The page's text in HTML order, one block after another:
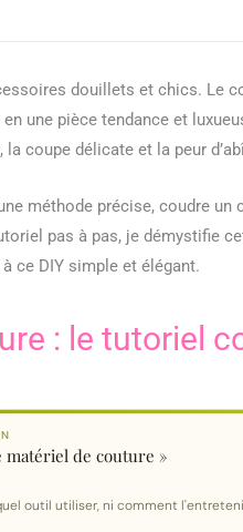
douillets et chics.
une pièce tendance et
coupe délicate et la peur
méthode précise, coudre
pas à pas, je démystifie
ce DIY simple et élégant.
: le tutoriel
matériel de couture »
outil utiliser, ni comment